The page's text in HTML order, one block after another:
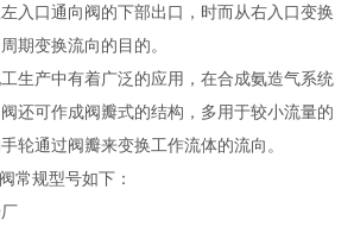
入口通向阀的下部出口，时而从右入口变换
期变换流向的目的。
生产中有着广泛的应用，在合成氨造气系统
还可作成阀瓣式的结构，多用于较小流量的
轮通过阀瓣来变换工作流体的流向。
常规型号如下：